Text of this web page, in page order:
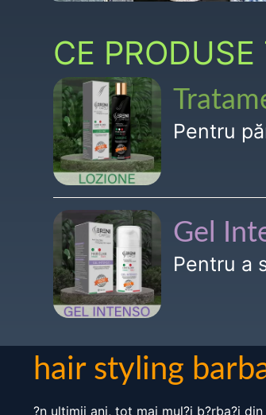
CE
Pentru
Gel
Pentru a
hair styling
?n ultimii ani, tot mai mul?i b?rba?i